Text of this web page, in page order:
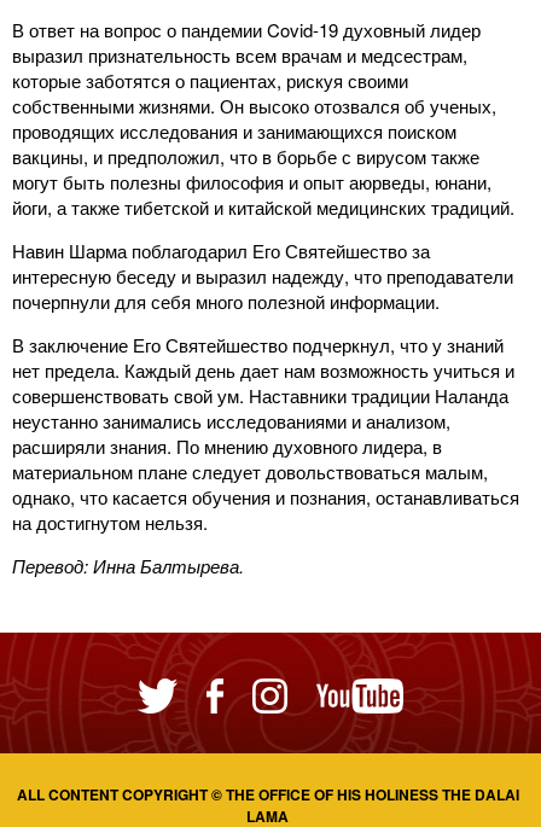
В ответ на вопрос о пандемии Covid-19 духовный лидер
выразил признательность всем врачам и медсестрам,
которые заботятся о пациентах, рискуя своими
собственными жизнями. Он высоко отозвался об ученых,
проводящих исследования и занимающихся поиском
вакцины, и предположил, что в борьбе с вирусом также
могут быть полезны философия и опыт аюрведы, юнани,
йоги, а также тибетской и китайской медицинских традиций.
Навин Шарма поблагодарил Его Святейшество за
интересную беседу и выразил надежду, что преподаватели
почерпнули для себя много полезной информации.
В заключение Его Святейшество подчеркнул, что у знаний
нет предела. Каждый день дает нам возможность учиться и
совершенствовать свой ум. Наставники традиции Наланда
неустанно занимались исследованиями и анализом,
расширяли знания. По мнению духовного лидера, в
материальном плане следует довольствоваться малым,
однако, что касается обучения и познания, останавливаться
на достигнутом нельзя.
Перевод: Инна Балтырева.
ALL CONTENT COPYRIGHT © THE OFFICE OF HIS HOLINESS THE DALAI
LAMA